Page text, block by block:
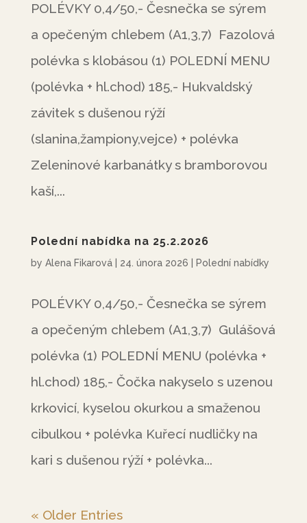
POLÉVKY 0,4/50,- Česnečka se sýrem
a opečeným chlebem (A1,3,7) Fazolová
polévka s klobásou (1) POLEDNÍ MENU
(polévka + hl.chod) 185,- Hukvaldský
závitek s dušenou rýží
(slanina,žampiony,vejce) + polévka
Zeleninové karbanátky s bramborovou
kaší,...
Polední nabídka na 25.2.2026
by Alena Fikarová| 24. února 2026 Polední nabídky
POLÉVKY 0,4/50,- Česnečka se sýrem
a opečeným chlebem (A1,3,7) Gulášová
polévka (1) POLEDNÍ MENU (polévka +
hl.chod) 185,- Čočka nakyselo s uzenou
krkovicí, kyselou okurkou a smaženou
cibulkou + polévka Kuřecí nudličky na
kari s dušenou rýží + polévka...
« Older Entries